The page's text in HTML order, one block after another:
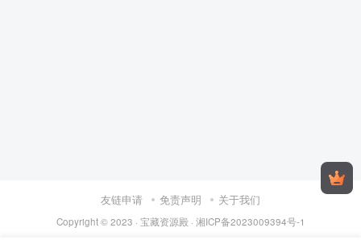
友链申请 免责声明 关于我们
Copyright © 2023 · 宝藏资源殿· 湘ICP备2023009394号-1